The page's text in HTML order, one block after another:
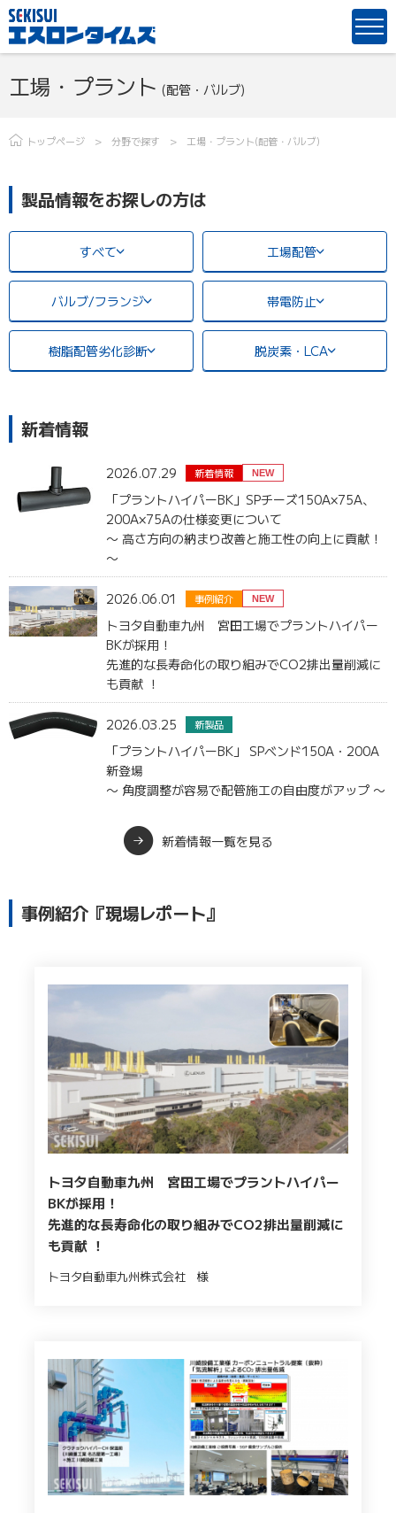
工場・プラント (配管・バルブ)
トップページ 分野で探す 工場・プラント(配管・バルブ)
製品情報をお探しの方は
すべて 工場配管
バルブ/フランジ 帯電防止
樹脂配管劣化診断 脱炭素・LCA
新着情報
2026.07.29 新着情報 NEW
「プラントハイパーBK」SPチーズ150A×75A、
200A×75Aの仕様変更について
〜 高さ方向の納まり改善と施工性の向上に貢献！
〜
2026.06.01 事例紹介 NEW
トヨタ自動車九州 宮田工場でプラントハイパー
BKが採用！
先進的な長寿命化の取り組みでCO2排出量削減に
も貢献 ！
2026.03.25 新製品
「プラントハイパーBK」 SPベンド150A・200A
新登場
〜 角度調整が容易で配管施工の自由度がアップ 〜
新着情報一覧を見る
事例紹介『現場レポート』
トヨタ自動車九州 宮田工場でプラントハイパー
BKが採用！
先進的な長寿命化の取り組みでCO2排出量削減に
も貢献 ！
トヨタ自動車九州株式会社 様